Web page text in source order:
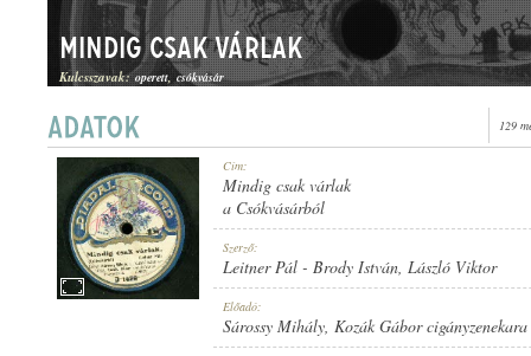
,KOZÁK GÁBOR CIGÁNYZENEKARA
LEMEZSZÁM: D 1429
Mindig csak várlak
Kulcsszavak: operett csókvásár
129
Cím:
Mindig csak várlak
a Csókvásárból
Szerző:
Leitner Pál - Brody István, László Viktor
Előadó:
Sárossy Mihály, Kozák Gábor cigányzenekara